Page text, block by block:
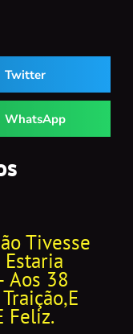
Twitter
WhatsApp
Tivesse
Aos 38
Feliz.